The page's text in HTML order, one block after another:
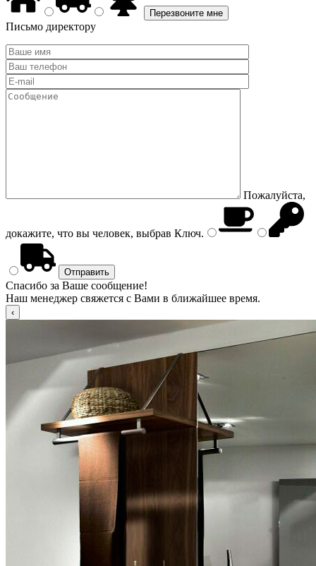
Письмо директору
Пожалуйста,
докажите, что вы человек, выбрав Ключ.
Спасибо за Ваше сообщение!
Наш менеджер свяжется с Вами в ближайшее время.